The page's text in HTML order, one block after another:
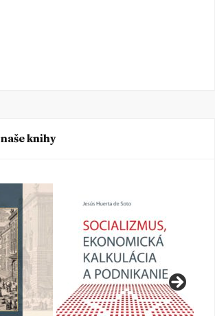
knihy